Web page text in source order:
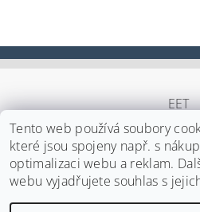
EET
2026 ©Japa Foods s.r.o. , všechna práva
Vytvořil
Tento web používá soubory
které jsou spojeny např. s
optimalizaci webu a reklam.
webu vyjadřujete souhlas s